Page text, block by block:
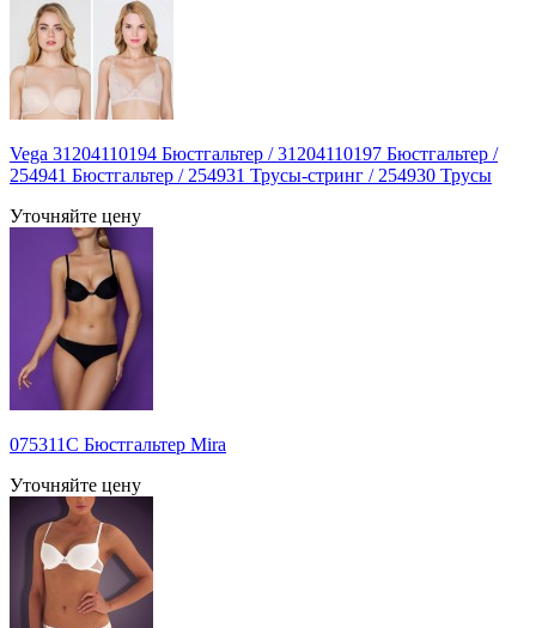
Vega 31204110194 Бюстгальтер / 31204110197 Бюстгальтер /
254941 Бюстгальтер / 254931 Трусы-стринг / 254930 Трусы
Уточняйте цену
075311C Бюстгальтер Mira
Уточняйте цену